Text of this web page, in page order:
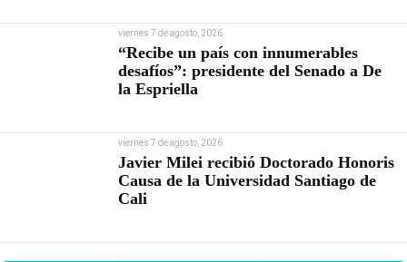
viernes 7 de agosto, 2026
“Recibe un país con innumerables
desafíos”: presidente del Senado a De
la Espriella
viernes 7 de agosto, 2026
Javier Milei recibió Doctorado Honoris
Causa de la Universidad Santiago de
Cali